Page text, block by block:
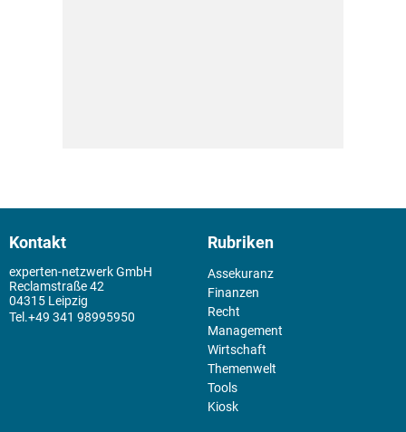
Kontakt
experten-netzwerk GmbH
Reclamstraße 42
04315 Leipzig
+49 341 98995950
Rubriken
Assekuranz
Finanzen
Recht
Management
Wirtschaft
Themenwelt
Tools
Kiosk